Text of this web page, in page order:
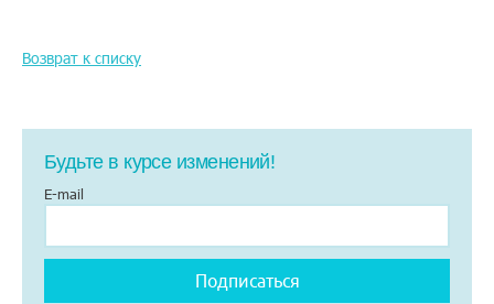
Тарифы
Кабинет
Корзина 4
Возврат к списку
Будьте в курсе изменений!
E-mail